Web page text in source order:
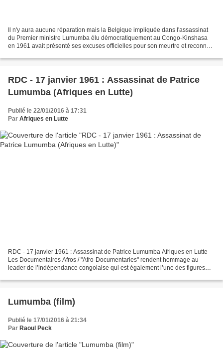
Il n'y aura aucune réparation mais la Belgique impliquée dans l'assassinat
du Premier ministre Lumumba élu démocratiquement au Congo-Kinshasa
en 1961 avait présenté ses excuses officielles pour son meurtre et reconnu
RDC - 17 janvier 1961 : Assassinat de Patrice
Lumumba (Afriques en Lutte)
Publié le 22/01/2016 à 17:31
Par Afriques en Lutte
RDC - 17 janvier 1961 : Assassinat de Patrice Lumumba Afriques en Lutte
Les Documentaires Afros / "Afro-Documentaries" rendent hommage au
leader de l’indépendance congolaise qui est également l’une des figures
Lumumba (film)
Publié le 17/01/2016 à 21:34
Par Raoul Peck